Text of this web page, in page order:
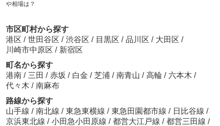
や相場は？
市区町村から探す
港区 / 世田谷区 / 渋谷区 / 目黒区 / 品川区 / 大田区 /
川崎市中原区 / 新宿区
町名から探す
港南 / 三田 / 赤坂 / 白金 / 芝浦 / 南青山 / 高輪 / 六本木 /
代々木 / 南麻布
路線から探す
山手線 / 南北線 / 東急東横線 / 東急田園都市線 / 日比谷線 /
京浜東北線 / 小田急小田原線 / 都営大江戸線 / 都営三田線 /